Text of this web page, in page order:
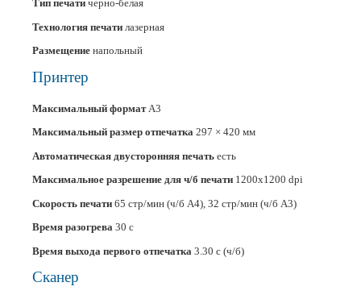
Тип печати черно-белая
Технология печати лазерная
Размещение напольный
Принтер
Максимальный формат A3
Максимальный размер отпечатка 297 × 420 мм
Автоматическая двусторонняя печать есть
Максимальное разрешение для ч/б печати 1200x1200 dpi
Скорость печати 65 стр/мин (ч/б А4), 32 стр/мин (ч/б А3)
Время разогрева 30 с
Время выхода первого отпечатка 3.30 c (ч/б)
Сканер